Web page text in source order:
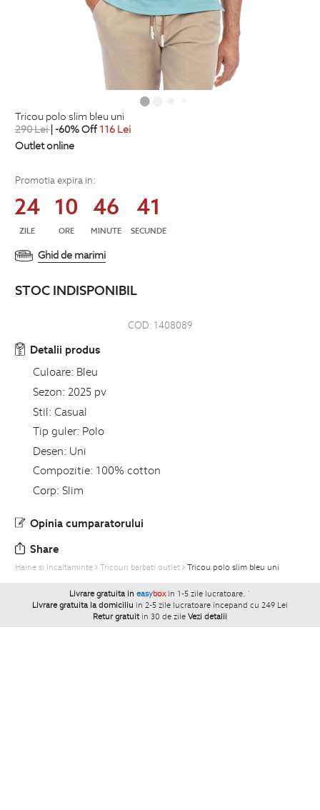
tricou polo slim bleu uni
290Lei| -60% Off 116 Lei
Outlet online
Promotia expira in:
24
ZILE
10
ORE
46
MINUTE
41
SECUNDE
Ghid de marimi
STOC INDISPONIBIL
COD: 1408089
Detalii produs
Culoare: Bleu
Sezon: 2025 pv
Stil: Casual
Tip guler: Polo
Desen: Uni
Compozitie: 100% cotton
Corp: Slim
Opinia cumparatorului
Share
Haine si Incaltaminte Tricouri barbati outlet Tricou polo slim bleu uni
Livrare gratuita in easybox in 1-5 zile lucratoare. `
Livrare gratuita la domiciliu in 2-5 zile lucratoare incepand cu 249 Lei
Retur gratuit in 30 de zile Vezi detalii